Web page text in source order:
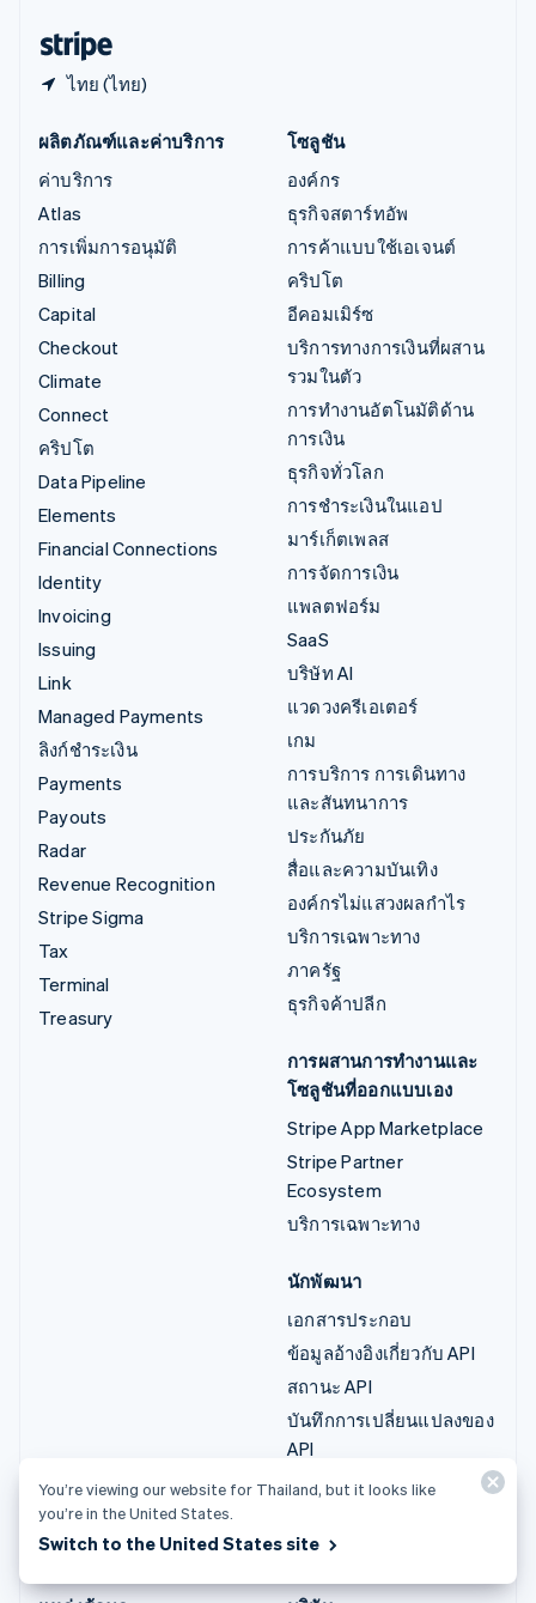
ไทย (ไทย)
ผลิตภัณฑ์และค่าบริการ
ค่าบริการ
Atlas
การเพิ่มการอนุมัติ
Billing
Capital
Checkout
Climate
Connect
คริปโต
Data Pipeline
Elements
Financial Connections
Identity
Invoicing
Issuing
Link
Managed Payments
ลิงก์ชำระเงิน
Payments
Payouts
Radar
Revenue Recognition
Stripe Sigma
Tax
Terminal
Treasury
โซลูชัน
องค์กร
ธุรกิจสตาร์ทอัพ
การค้าแบบใช้เอเจนต์
คริปโต
อีคอมเมิร์ซ
บริการทางการเงินที่ผสาน
รวมในตัว
การทำงานอัตโนมัติด้าน
การเงิน
ธุรกิจทั่วโลก
การชำระเงินในแอป
มาร์เก็ตเพลส
การจัดการเงิน
แพลตฟอร์ม
SaaS
บริษัท AI
แวดวงครีเอเตอร์
เกม
การบริการ การเดินทาง
และสันทนาการ
ประกันภัย
สื่อและความบันเทิง
องค์กรไม่แสวงผลกำไร
บริการเฉพาะทาง
ภาครัฐ
ธุรกิจค้าปลีก
การผสานการทำงานและ
โซลูชันที่ออกแบบเอง
Stripe App Marketplace
Stripe Partner
Ecosystem
บริการเฉพาะทาง
นักพัฒนา
เอกสารประกอบ
ข้อมูลอ้างอิงเกี่ยวกับ API
สถานะ API
บันทึกการเปลี่ยนแปลงของ
API
ไลบรารีและ SDK
บล็อกนักพัฒนา
You’re viewing our website for Thailand, but it looks like
you’re in the United States.
Switch to the United States site